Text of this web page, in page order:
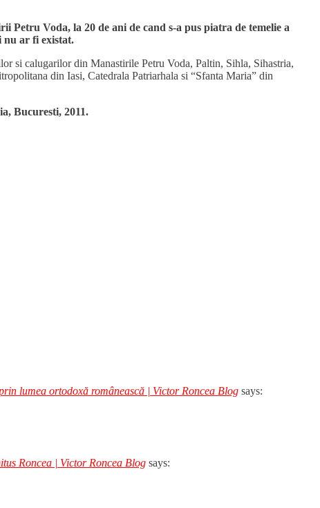
Voda, la 20 de ani de cand s-a pus piatra de temelie a
nu ar fi existat.
si calugarilor din Manastirile Petru Voda, Paltin, Sihla, Sihastria,
din Iasi, Catedrala Patriarhala si “Sfanta Maria” din
Bucuresti, 2011.
lumea ortodoxă românească | Victor Roncea Blog says:
Roncea | Victor Roncea Blog says: